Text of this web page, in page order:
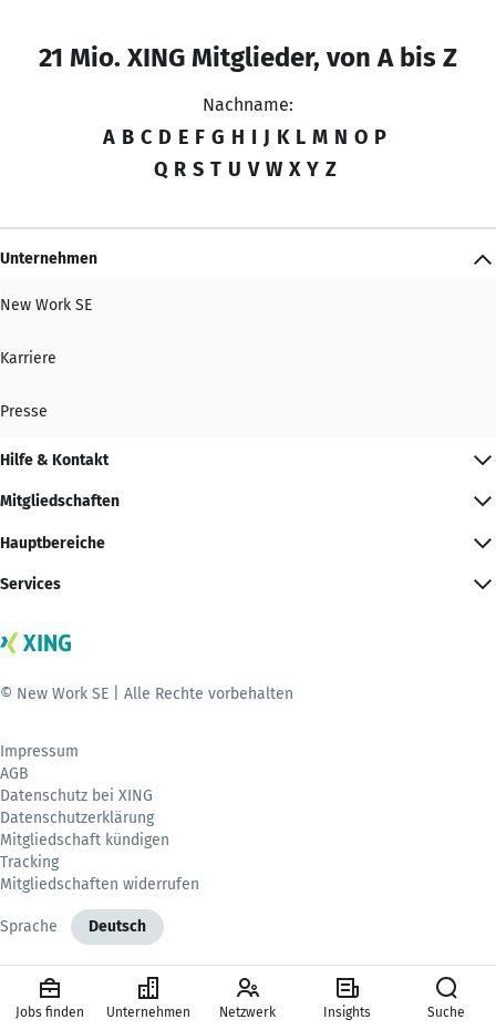
21 Mio. XING Mitglieder, von A bis Z
Nachname:
A B C D E F G H I J K L M N O P
Q R S T U V W X Y Z
Unternehmen
New Work SE
Karriere
Presse
Hilfe & Kontakt
Mitgliedschaften
Hauptbereiche
Services
© New Work SE | Alle Rechte vorbehalten
Impressum
AGB
Datenschutz bei XING
Datenschutzerklärung
Mitgliedschaft kündigen
Tracking
Mitgliedschaften widerrufen
Sprache Deutsch
Jobs finden Unternehmen Netzwerk Insights Suche